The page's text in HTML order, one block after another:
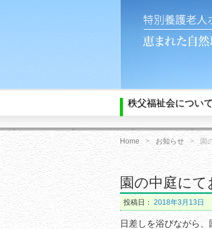
秩父福祉会について
Home お知らせ 園
園の中庭にて
投稿日： 2018年3月13日
日差しを浴びながら、